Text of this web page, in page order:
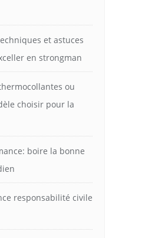
et astuces
en strongman
ou
choisir pour la
boire la bonne
responsabilité civile